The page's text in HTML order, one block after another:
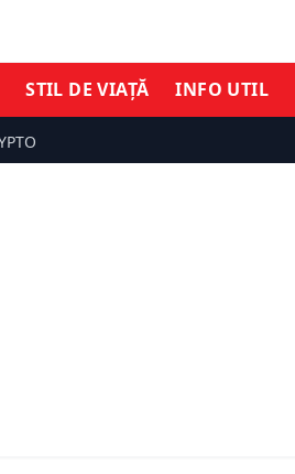
STIL DE VIAȚĂ INFO UTIL